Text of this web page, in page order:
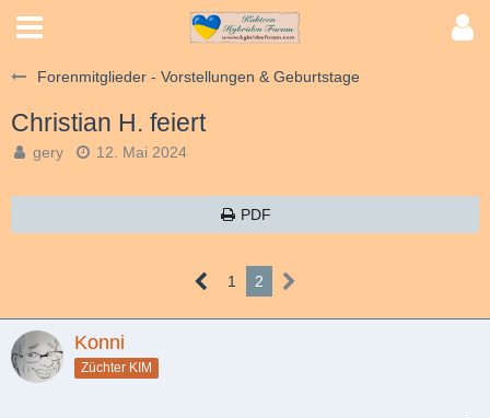
Forenmitglieder - Vorstellungen & Geburtstage
Christian H. feiert
gery 12. Mai 2024
PDF
1 2
Konni
Züchter KIM